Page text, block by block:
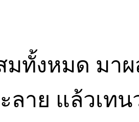
มทั้งหมด มา
ลาย แล้วเท